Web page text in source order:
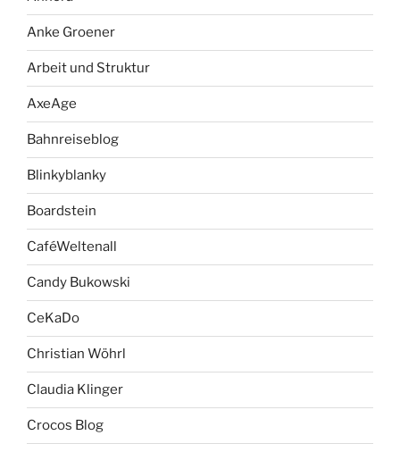
Anke Groener
Arbeit und Struktur
AxeAge
Bahnreiseblog
Blinkyblanky
Boardstein
CaféWeltenall
Candy Bukowski
CeKaDo
Christian Wöhrl
Claudia Klinger
Crocos Blog